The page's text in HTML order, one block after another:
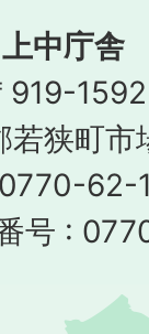
上中庁舎
919-1592
若狭町
62-
号 :